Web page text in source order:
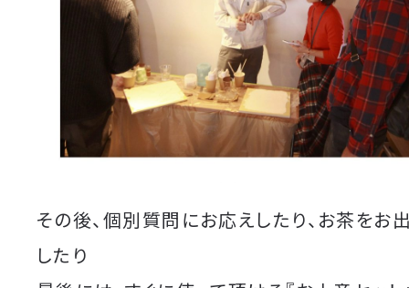
その後、個別質問にお応えしたり、お茶をお
したり